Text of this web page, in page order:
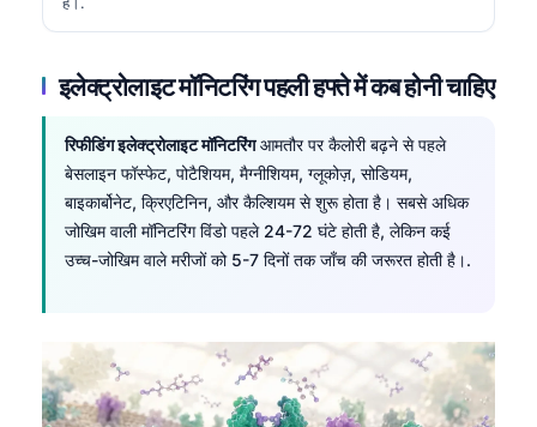
इलेक्ट्रोलाइट मॉनिटरिंग पहली हफ्ते में कब होनी चाहिए
रिफीडिंग इलेक्ट्रोलाइट मॉनिटरिंगआमतौर पर कैलोरी बढ़ने से पहले
बेसलाइन फॉस्फेट, पोटैशियम, मैग्नीशियम, ग्लूकोज़, सोडियम,
बाइकार्बोनेट, क्रिएटिनिन, और कैल्शियम से शुरू होता है। सबसे अधिक
जोखिम वाली मॉनिटरिंग विंडो पहले 24-72 घंटे होती है, लेकिन कई
उच्च-जोखिम वाले मरीजों को 5-7 दिनों तक जाँच की जरूरत होती है।.